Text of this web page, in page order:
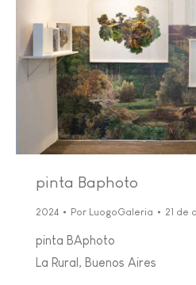
pinta Baphoto
2024 Por LuogoGaleria 21 de
pinta BAphoto
La Rural, Buenos Aires